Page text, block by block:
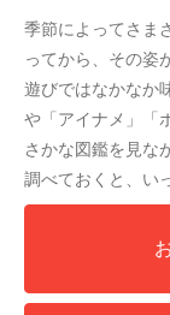
季節によってさま
ってから、その姿
遊びではなかなか
や「アイナメ」「
さかな図鑑を見な
調べておくと、い